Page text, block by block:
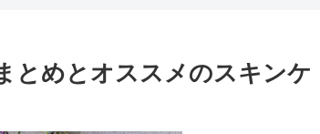
とめとオススメのスキンケ